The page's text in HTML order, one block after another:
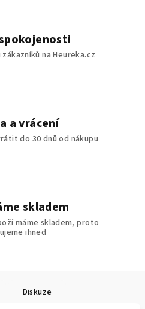
na Heureka.cz
a vrácení
do 30 dnů od nákupu
skladem
máme skladem, proto
ihned
Diskuze